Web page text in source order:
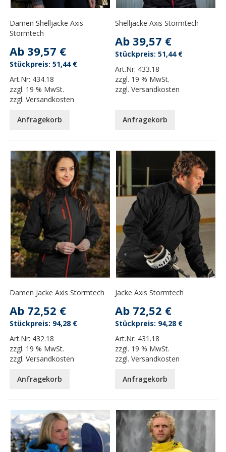
Damen Shelljacke Axis
Stormtech
Ab 39,57 €
Art.Nr: 434.18
zzgl. 19 % MwSt.
zzgl.Versandkosten
51,44 €
Anfragekorb
Shelljacke Axis Stormtech
Ab 39,57 €
Art.Nr: 433.18
zzgl. 19 % MwSt.
zzgl.Versandkosten
51,44 €
Anfragekorb
Damen Jacke Axis Stormtech
Ab 72,52 €
Art.Nr: 432.18
zzgl. 19 % MwSt.
zzgl.Versandkosten
94,28 €
Anfragekorb
Jacke Axis Stormtech
Ab 72,52 €
Art.Nr: 431.18
zzgl. 19 % MwSt.
zzgl.Versandkosten
94,28 €
Anfragekorb